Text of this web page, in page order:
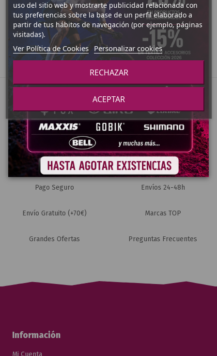
Pago Seguro Envíos 24-48h
Envío Gratuito (+70€) Marcas TOP
Grandes Ofertas Preguntas Frecuentes
Información
Mi Cuenta
uso del sitio web y mostrarte publicidad relacionada con
tus preferencias sobre la base de un perfil elaborado a
partir de tus hábitos de navegación (por ejemplo, páginas
visitadas).
Ver Política de Cookies Personalizar cookies
RECHAZAR
ACEPTAR